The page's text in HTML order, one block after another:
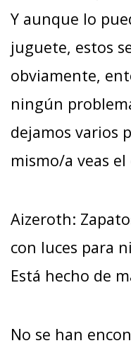
Y aunque lo
juguete, estos
obviamente,
ningún
dejamos varios
mismo/a veas
Aizeroth:
con luces para
Está hecho de
No se han